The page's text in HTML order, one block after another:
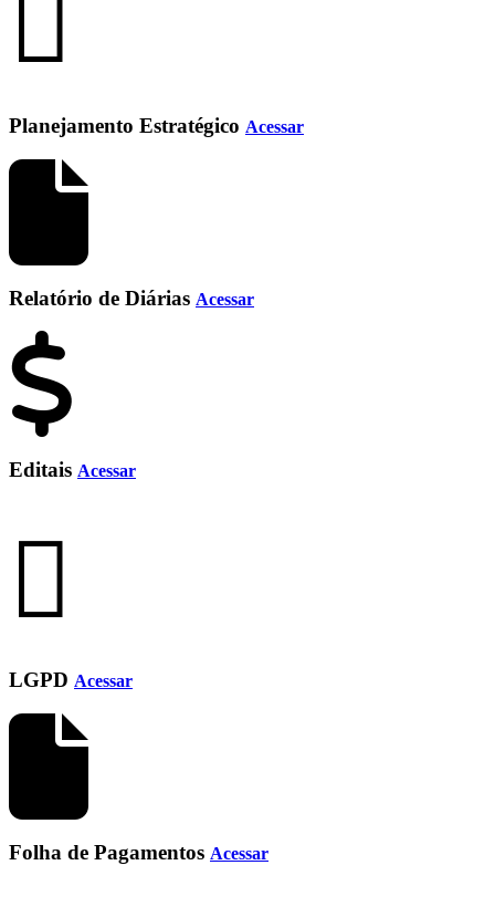
Planejamento Estratégico Acessar
Relatório de Diárias Acessar
Editais Acessar
LGPD Acessar
Folha de Pagamentos Acessar